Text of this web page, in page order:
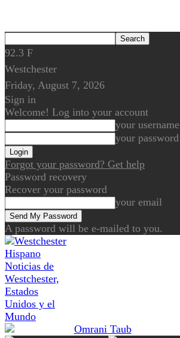
92.3 F
Westchester
Friday, August 7, 2026
Sign in
Welcome! Log into your account
your username
your password
Forgot your password? Get help
Password recovery
Recover your password
your email
A password will be e-mailed to you.
Noticias de
Westchester,
Estados
Unidos y el
Mundo